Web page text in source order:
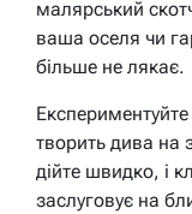
малярський
ваша оселя чи
більше не лякає.
творить дива на
дійте швидко, і
заслуговує на